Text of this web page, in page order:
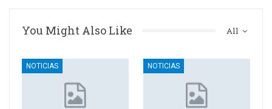
All
You Might Also Like
NOTICIAS NOTICIAS